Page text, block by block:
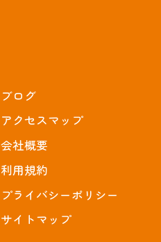
ブログ
アクセスマップ
会社概要
利用規約
プライバシーポリシー
サイトマップ